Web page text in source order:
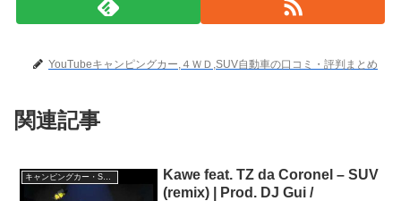
YouTubeキャンピングカー,４ＷＤ,SUV自動車の口コミ・評判まとめ
関連記事
キャンピングカー・SUV人気車種
Kawe feat. TZ da Coronel – SUV
(remix) | Prod. DJ Gui /